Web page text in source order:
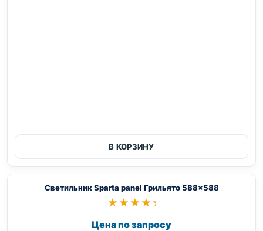
В КОРЗИНУ
Светильник Sparta panel Грильято 588×588
★★★★★
★★★★★
Цена по запросу